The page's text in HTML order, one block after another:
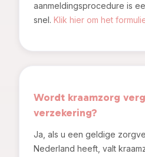
aanmeldingsprocedure is
snel. Klik hier om het
Wordt kraamzorg
verzekering?
Ja, als u een geldige
Nederland heeft, valt